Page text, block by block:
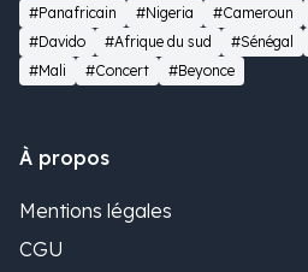
#Panafricain #Nigeria #Cameroun
#Davido
#Afrique du sud #Sénégal
#Mali
#Concert #Beyonce
À propos
Mentions légales
CGU